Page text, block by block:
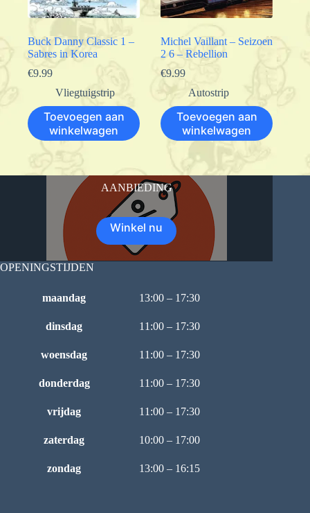
Buck Danny Classic 1 –
Sabres in Korea
€9.99
Vliegtuigstrip
Toevoegen aan
winkelwagen
Michel Vaillant – Seizoen
2 6 – Rebellion
€9.99
Autostrip
Toevoegen aan
winkelwagen
AANBIEDING
Winkel nu
OPENINGSTIJDEN
maandag 13:00 – 17:30
dinsdag 11:00 – 17:30
woensdag 11:00 – 17:30
donderdag 11:00 – 17:30
vrijdag 11:00 – 17:30
zaterdag 10:00 – 17:00
zondag 13:00 – 16:15